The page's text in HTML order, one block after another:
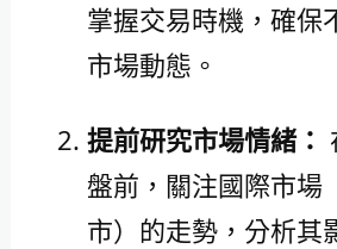
掌握交易時機，確保
市場動態。
提前研究市場情緒：
盤前，關注國際市場
市）的走勢，分析其